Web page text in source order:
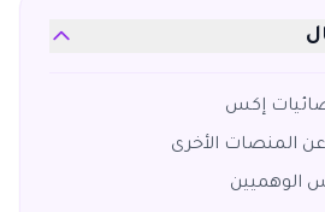
إكس
المنصات الأخرى
الوهميين